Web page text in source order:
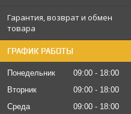
Гарантия, возврат и обмен
товара
ГРАФИК РАБОТЫ
Понедельник 09:00
18:00
Вторник
09:00
18:00
Среда
09:00
18:00